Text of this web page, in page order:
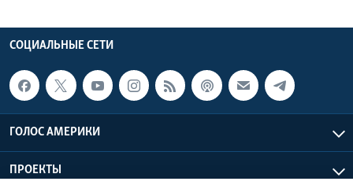
СОЦИАЛЬНЫЕ СЕТИ
ГОЛОС АМЕРИКИ
ПРОЕКТЫ